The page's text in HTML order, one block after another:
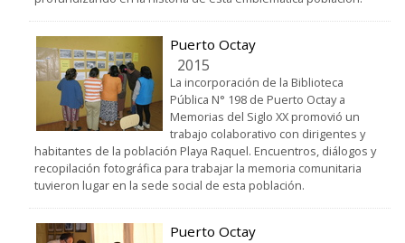
Puerto Octay
2015
La incorporación de la Biblioteca
Pública N° 198 de Puerto Octay a
Memorias del Siglo XX promovió un
trabajo colaborativo con dirigentes y
habitantes de la población Playa Raquel. Encuentros, diálogos y
recopilación fotográfica para trabajar la memoria comunitaria
tuvieron lugar en la sede social de esta población.
Puerto Octay